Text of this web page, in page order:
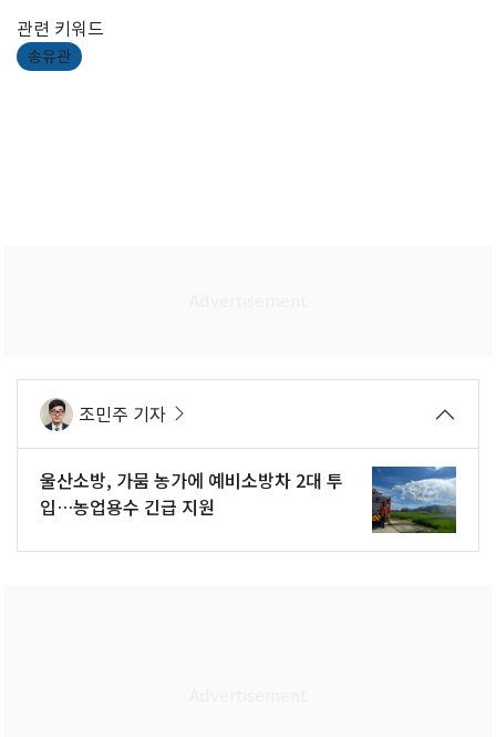
관련 키워드
송유관
조민주 기자
울산소방, 가뭄 농가에 예비소방차 2대 투
입…농업용수 긴급 지원